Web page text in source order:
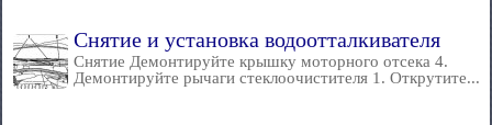
Снятие и установка водоотталкивателя
Снятие Демонтируйте крышку моторного отсека 4.
Демонтируйте рычаги стеклоочистителя 1. Открутите...